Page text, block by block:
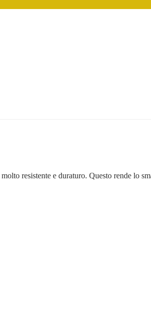
resistente e duraturo. Questo rende lo